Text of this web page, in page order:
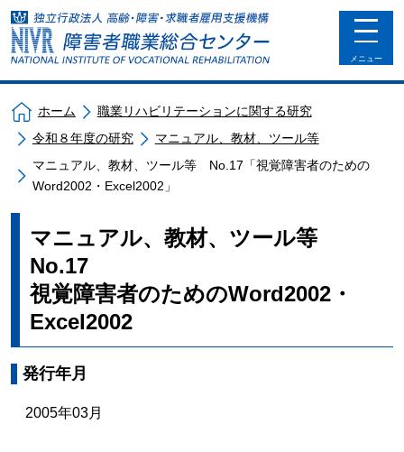
toggle
メニュー
ホーム
職業リハビリテーションに関する研究
令和８年度の研究
マニュアル、教材、ツール等
マニュアル、教材、ツール等 No.17「視覚障害者のための
Word2002・Excel2002」
マニュアル、教材、ツール等
No.17
視覚障害者のためのWord2002・
Excel2002
発行年月
2005年03月